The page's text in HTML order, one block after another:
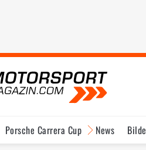
Porsche Carrera Cup News